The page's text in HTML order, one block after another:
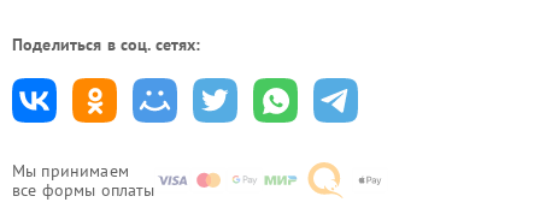
Мы принимаем
все формы оплаты
Поделиться в соц. сетях: